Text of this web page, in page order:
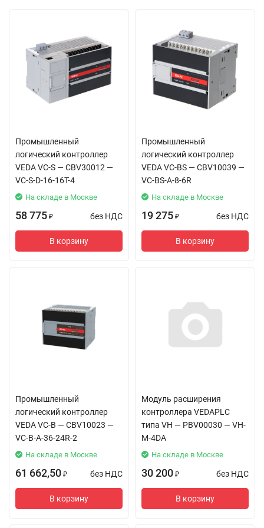
Модуль расширения питания шины VC-
POW24.pdf
Модуль аналоговых выходов VC-4AO.pdf
Модуль аналоговых входов VC-4AI.pdf
Краткая инструкция VC-H-7.pdf
Руководство по установке и запуску R9 VEDA
SCADA для Linux.pdf
Руководство по установке и запуску R9 VEDA
SCADA Клиент для Windows.pdf
Руководство по эксплуатации контроллер
VEDA PLC VC-RP (1).pdf
VC-S.pdf
Модуль расширения для подключения
термопар VC-4TCO.pdf
Модуль аналоговых входов VC-8AD-I.pdf
Коммуникационный модуль расширения VC-
Инструкция по эксплуатации панель
Руководство пользователя VEDA HCT.pdf
Инструкция по интеграции с диспетчерским
Промышленный
логический контроллер
VEDA VC-S — CBV30012 —
VC-S-D-16-16T-4
На складе в Москве
58 775 ₽ без НДС
В корзину
Промышленный
логический контроллер
VEDA VC-BS — CBV10039 —
VC-BS-A-8-6R
На складе в Москве
19 275 ₽ без НДС
В корзину
Промышленный
логический контроллер
VEDA VC-B — CBV10023 —
VC-В-A-36-24R-2
На складе в Москве
61 662,50 ₽ без НДС
В корзину
Модуль расширения
контроллера VEDAPLC
типа VH — PBV00030 — VH-
M-4DA
На складе в Москве
30 200 ₽ без НДС
В корзину